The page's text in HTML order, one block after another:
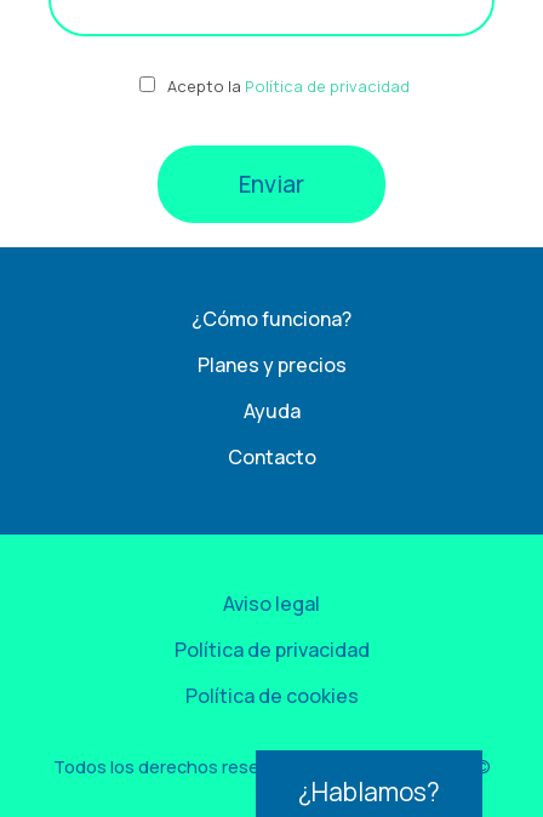
¿Hablamos?
Acepto la Política de privacidad
¿Cómo funciona?
Planes y precios
Ayuda
Contacto
Todos los derechos reservados por Easygest 2026©
Aviso legal
Política de privacidad
Política de cookies